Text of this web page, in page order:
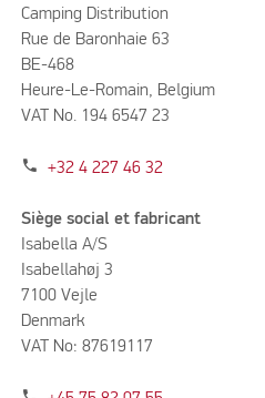
Camping Distribution
Rue de Baronhaie 63
BE-468
Heure-Le-Romain, Belgium
VAT No. 194 6547 23
phone +32 4 227 46 32
Siège social et fabricant
Isabella A/S
Isabellahøj 3
7100 Vejle
Denmark
VAT No: 87619117